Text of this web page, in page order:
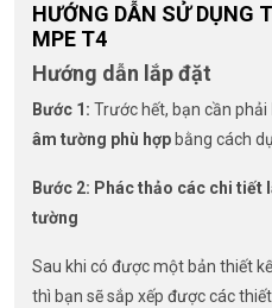
HƯỚNG DẪN SỬ DỤNG
MPE T4
Hướng dẫn lắp đặt
Bước 1: Trước hết, bạn cần phải
âm tường phù hợp bằng cách
Bước 2: Phác thảo các chi tiết
tường
Sau khi có được một bản thiết
thì bạn sẽ sắp xếp được các